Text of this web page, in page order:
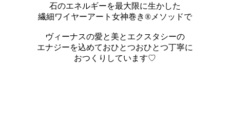
石のエネルギーを最大限に生かした
繊細ワイヤーアート女神巻き®メソッドで
ヴィーナスの愛と美とエクスタシーの
エナジーを込めておひとつおひとつ丁寧に
おつくりしています♡